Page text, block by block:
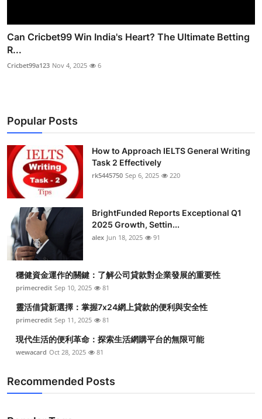
Can Cricbet99 Win India's Heart? The Ultimate Betting
R...
Cricbet99a123 Nov 4, 2025 6
Popular Posts
How to Approach IELTS General Writing
Task 2 Effectively
rk5445750 Sep 6, 2025 220
BrightFunded Reports Exceptional Q1
2025 Growth, Settin...
alex Jun 18, 2025 91
穩健資金運作的關鍵：了解公司貸款對企業發展的重要性
primecredit Sep 10, 2025 81
靈活借貸新選擇：掌握7x24網上貸款的便利與安全性
primecredit Sep 11, 2025 81
現代生活的便利革命：探索生活網購平台的無限可能
wewacard Oct 28, 2025 81
Recommended Posts